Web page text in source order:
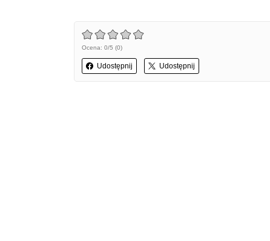
Ocena: 0/5 (0)
Udostępnij Udostępnij